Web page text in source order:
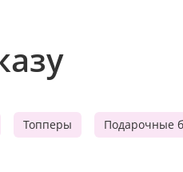
Топперы Подарочные